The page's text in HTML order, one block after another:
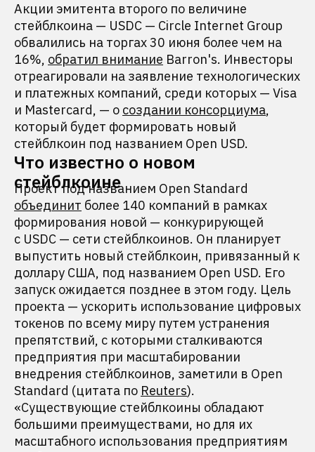
Акции эмитента второго по величине
стейблкоина — USDC — Circle Internet Group
обвалились на торгах 30 июня более чем на
16%, обратил внимание Barron's. Инвесторы
отреагировали на заявление технологических
и платежных компаний, среди которых — Visa
и Mastercard, — о создании консорциума,
который будет формировать новый
стейблкоин под названием Open USD.
Что известно о новом
стейблкоине
Проект под названием Open Standard
объединит более 140 компаний в рамках
формирования новой — конкурирующей
с USDC — сети стейблкоинов. Он планирует
выпустить новый стейблкоин, привязанный к
доллару США, под названием Open USD. Его
запуск ожидается позднее в этом году. Цель
проекта — ускорить использование цифровых
токенов по всему миру путем устранения
препятствий, с которыми сталкиваются
предприятия при масштабировании
внедрения стейблкоинов, заметили в Open
Standard (цитата по Reuters).
«Существующие стейблкоины обладают
большими преимуществами, но для их
масштабного использования предприятиям